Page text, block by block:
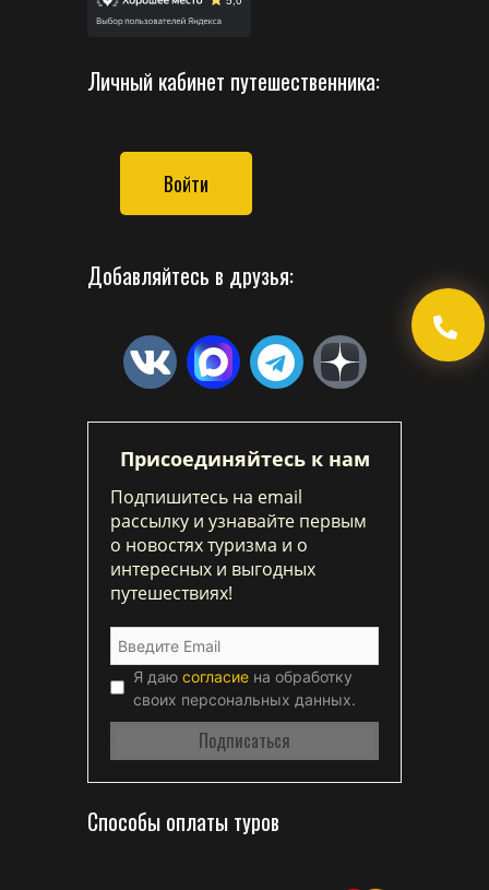
Личный кабинет путешественника:
Войти
Добавляйтесь в друзья:
Присоединяйтесь к нам
Подпишитесь на email
рассылку и узнавайте первым
о новостях туризма и о
интересных и выгодных
путешествиях!
Я даю согласие на обработку
своих персональных данных.
Способы оплаты туров